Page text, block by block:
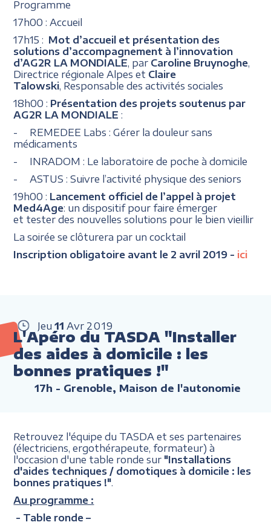
Programme
17h00 : Accueil
17h15 : Mot d’accueil et présentation des
solutions d’accompagnement à l’innovation
d’AG2R LA MONDIALE , par Caroline Bruynoghe
Directrice régionale Alpes et Claire
Talowski , Responsable des activités sociales
18h00 : Présentation des projets soutenus par
AG2R LA MONDIALE:
- REMEDEE Labs : Gérer la douleur sans
médicaments
- INRADOM : Le laboratoire de poche à domicile
- ASTUS : Suivre l’activité physique des seniors
19h00 : Lancement officiel de l’appel à projet
Med4Age: un dispositif pour faire émerger
et tester des nouvelles solutions pour le bien vieillir
La soirée se clôturera par un cocktail
Inscription obligatoire avant le 2 avril 2019 - ici
Jeu 11 Avr 2019
L'Apéro du TASDA "Installer
des aides à domicile : les
bonnes pratiques !"
17h - Grenoble, Maison de l'autonomie
Retrouvez l'équipe du TASDA et ses partenaires
(électriciens, ergothérapeute, formateur) à
l'occasion d'une table ronde sur "Installations
d'aides techniques / domotiques à domicile : les
bonnes pratiques !"
Au programme :
- Table ronde –